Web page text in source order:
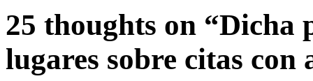
25 thoughts on “Dicha
lugares sobre citas con